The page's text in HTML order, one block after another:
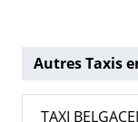
Autres Taxis
TAXI